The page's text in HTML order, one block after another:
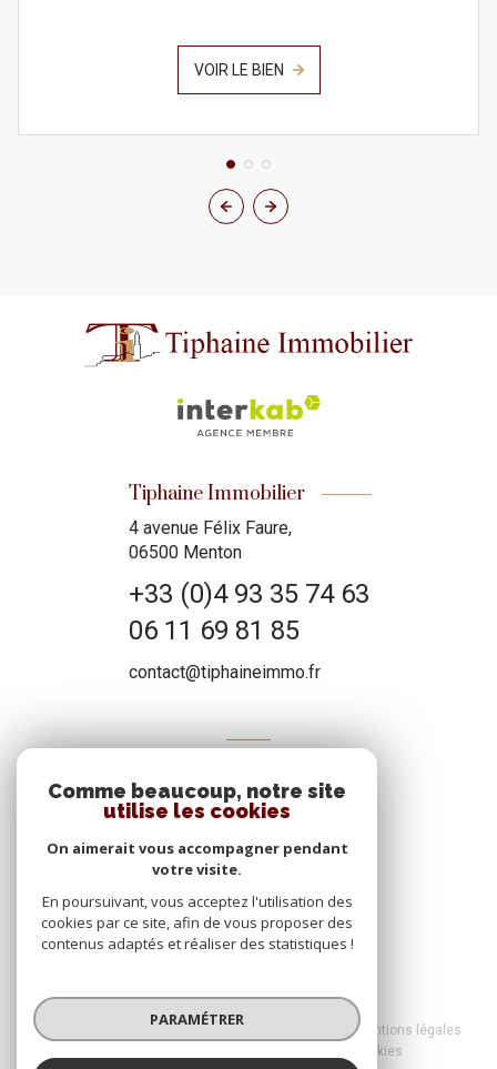
VOIR LE BIEN
Tiphaine Immobilier
4 avenue Félix Faure,
06500 Menton
+33 (0)4 93 35 74 63
06 11 69 81 85
contact@tiphaineimmo.fr
Nous adhérons
© 2026 | Tous droits réservés
Mentions légales
Cookies
Comme beaucoup, notre site
utilise les cookies
On aimerait vous accompagner pendant
votre visite.
En poursuivant, vous acceptez l'utilisation des
cookies par ce site, afin de vous proposer des
contenus adaptés et réaliser des statistiques !
PARAMÉTRER